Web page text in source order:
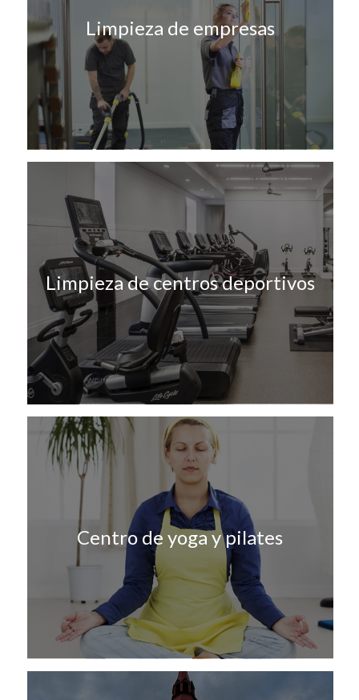
Limpieza de empresas
Limpieza de centros deportivos
Centro de yoga y pilates